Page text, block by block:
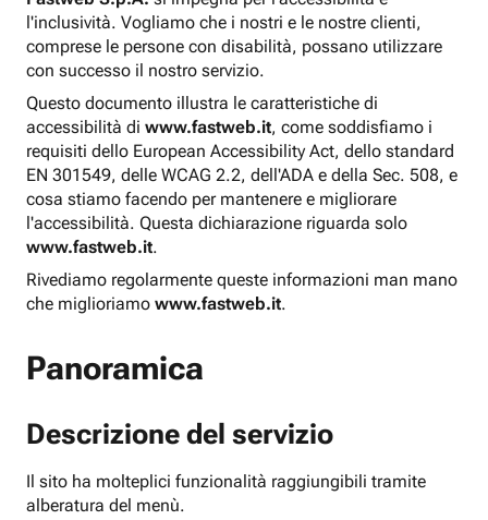
l'inclusività. Vogliamo che i nostri e le nostre clienti,
comprese le persone con disabilità, possano utilizzare
con successo il nostro servizio.
Questo documento illustra le caratteristiche di
accessibilità di www.fastweb.it, come soddisfiamo i
requisiti dello European Accessibility Act, dello standard
EN 301549, delle WCAG 2.2, dell'ADA e della Sec. 508, e
cosa stiamo facendo per mantenere e migliorare
l'accessibilità. Questa dichiarazione riguarda solo
www.fastweb.it.
Rivediamo regolarmente queste informazioni man mano
che miglioriamo www.fastweb.it.
Panoramica
Descrizione del servizio
Il sito ha molteplici funzionalità raggiungibili tramite
alberatura del menù.